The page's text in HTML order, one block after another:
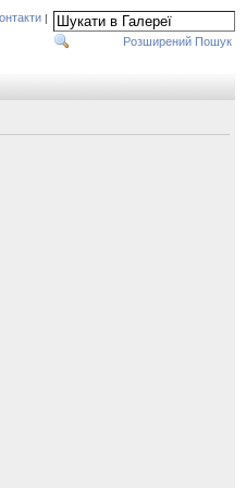
|
Розширений Пошук